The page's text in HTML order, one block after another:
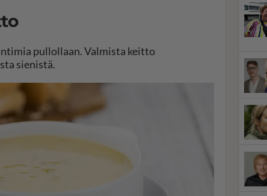
pullollaan. Valmista keitto
sienistä.